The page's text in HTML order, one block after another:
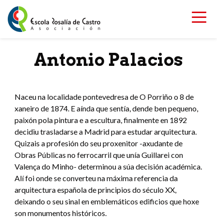
Skip to content
Antonio Palacios
Naceu na localidade pontevedresa de O Porriño o 8 de
xaneiro de 1874. E aínda que sentía, dende ben pequeno,
paixón pola pintura e a escultura, finalmente en 1892
decidiu trasladarse a Madrid para estudar arquitectura.
Quizais a profesión do seu proxenitor -axudante de
Obras Públicas no ferrocarril que unía Guillarei con
Valença do Minho- determinou a súa decisión académica.
Alí foi onde se converteu na máxima referencia da
arquitectura española de principios do século XX,
deixando o seu sinal en emblemáticos edificios que hoxe
son monumentos históricos.